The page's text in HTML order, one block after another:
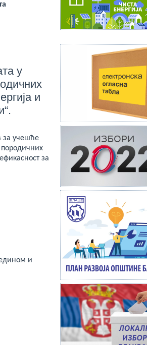
у
и
за учешће
породичних
за
и